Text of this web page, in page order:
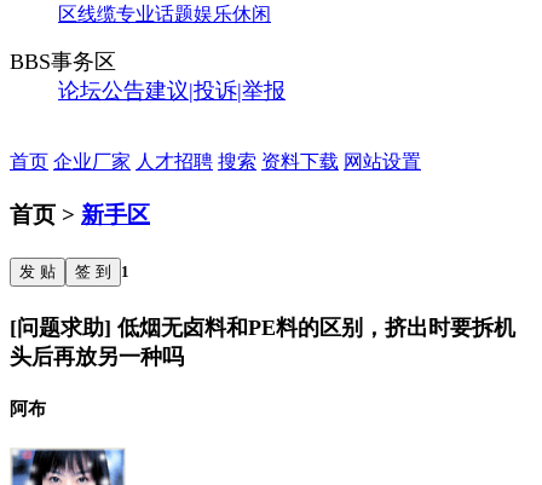
区线缆专业话题娱乐休闲
BBS事务区
论坛公告建议|投诉|举报
首页 企业厂家 人才招聘 搜索 资料下载 网站设置
首页 > 新手区
发 贴 签 到 1
[问题求助] 低烟无卤料和PE料的区别，挤出时要拆机
头后再放另一种吗
阿布